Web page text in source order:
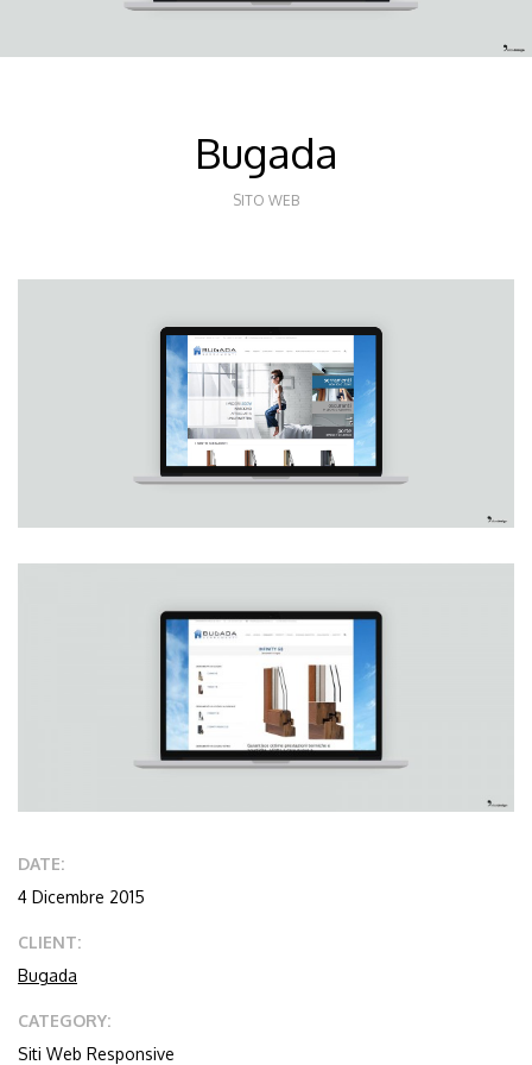
Bugada
SITO WEB
DATE:
4 Dicembre 2015
CLIENT:
Bugada
CATEGORY:
Siti Web Responsive